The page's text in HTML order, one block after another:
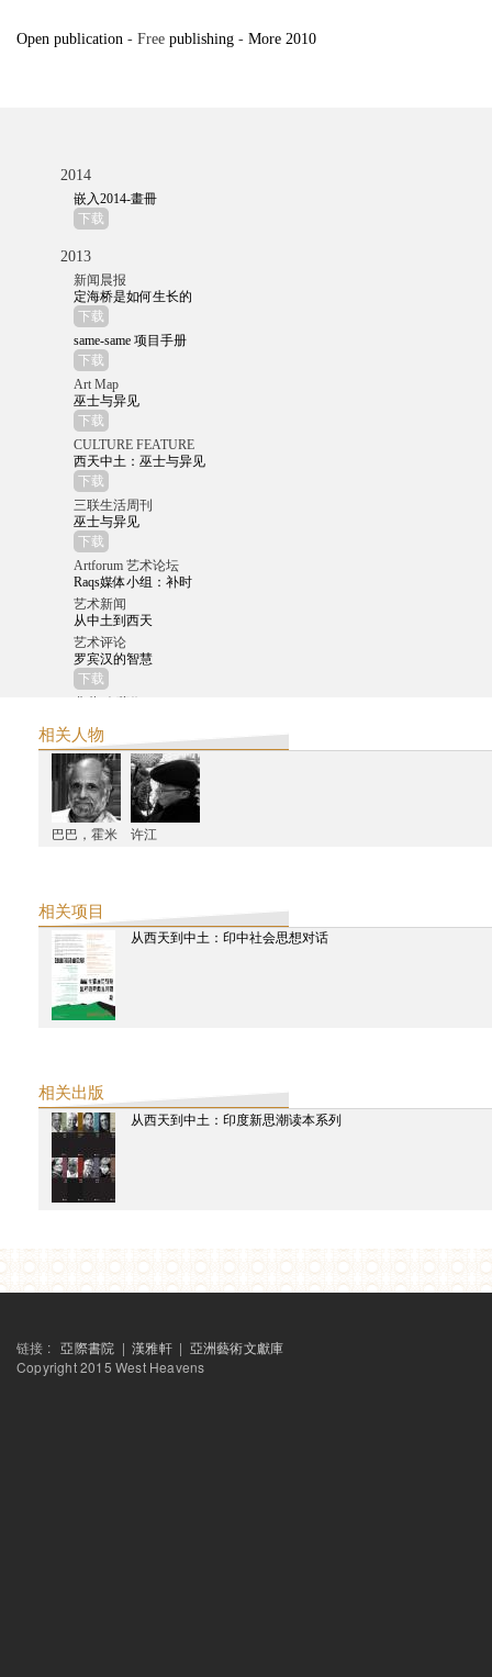
Open publication - Free publishing - More 2010
2014
嵌入2014-畫冊
下载
2013
新闻晨报
定海桥是如何生长的
下载
same-same 项目手册
下载
Art Map
巫士与异见
下载
CULTURE FEATURE
西天中土：巫士与异见
下载
三联生活周刊
巫士与异见
下载
Artforum 艺术论坛
Raqs媒体小组：补时
艺术新闻
从中土到西天
艺术评论
罗宾汉的智慧
下载
典藏‧今藝術
下载
星尚画报
张颂仁：从印度取反抗西方的经
下载
东方早报
用寓言式的录像和表演展开视野
下载
异地游览
下载
艺讯中国
杨福东谈艺术旅行项目 “有限的知识”
2012
精品购物指南
从西天到中土 为何人人都爱“宝莱坞”
南都周刊
宝莱坞之外的印度电影
破報
貧民窟裡的印度當代藝術：〈你不屬於〉巡迴影展
东方早报
贫民窟隐喻中的印度电影与政治学
杨福东谈艺术旅行项目 “有限的知识”
相关人物
巴巴，霍米 许江
相关项目
从西天到中土：印中社会思想对话
相关出版
从西天到中土：印度新思潮读本系列
链接 :亞際書院 |漢雅軒 | 亞洲藝術文獻庫
Copyright 2015 West Heavens